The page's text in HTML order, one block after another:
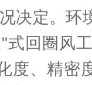
决定。环
"式回圈风
度、精密